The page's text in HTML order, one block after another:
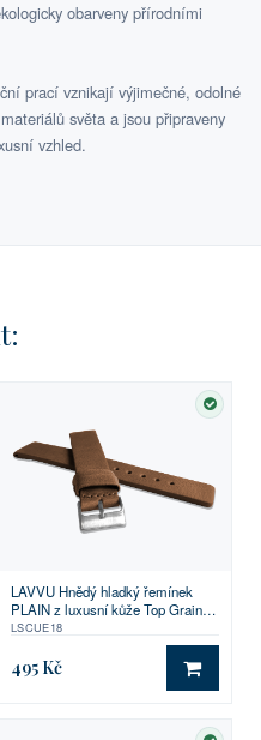
obarveny přírodními
prací vznikají výjimečné, odolné
světa a jsou připraveny
vzhled.
LAVVU Hnědý hladký řemínek
PLAIN z luxusní kůže Top Grain -
18
LSCUE18
495 Kč DO